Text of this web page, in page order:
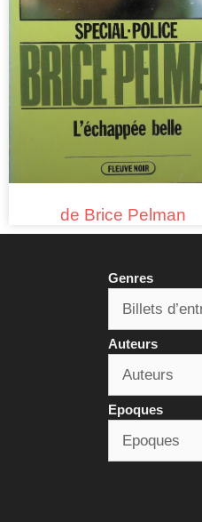
de Brice Pelman
Genres
Auteurs
Epoques